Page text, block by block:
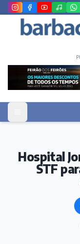
Hospital
STF